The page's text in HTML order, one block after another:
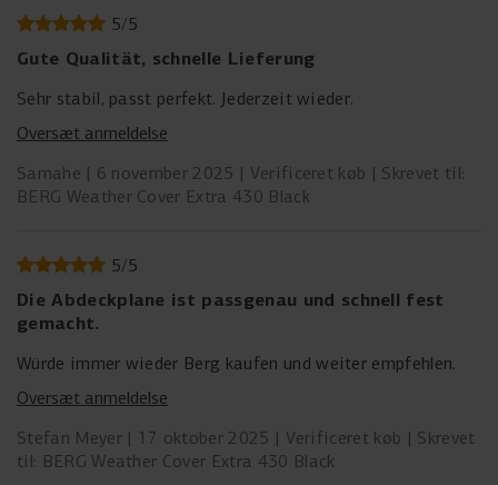
5/5
Gute Qualität, schnelle Lieferung
Sehr stabil, passt perfekt. Jederzeit wieder.
Oversæt anmeldelse
Samahe
6 november 2025 Verificeret køb
Skrevet til:
BERG Weather Cover Extra 430 Black
5/5
Die Abdeckplane ist passgenau und schnell fest
gemacht.
Würde immer wieder Berg kaufen und weiter empfehlen.
Oversæt anmeldelse
Stefan Meyer
17 oktober 2025 Verificeret køb
Skrevet
til: BERG Weather Cover Extra 430 Black